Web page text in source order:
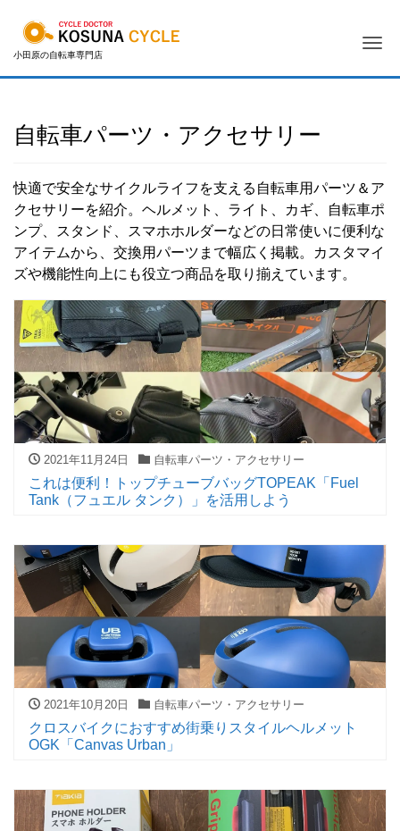
小田原の自転車専門店
自転車パーツ・アクセサリー
快適で安全なサイクルライフを支える自転車用パーツ＆ア
クセサリーを紹介。ヘルメット、ライト、カギ、自転車ポ
ンプ、スタンド、スマホホルダーなどの日常使いに便利な
アイテムから、交換用パーツまで幅広く掲載。カスタマイ
ズや機能性向上にも役立つ商品を取り揃えています。
2021年11月24日 自転車パーツ・アクセサリー
これは便利！トップチューブバッグTOPEAK「Fuel
Tank（フュエル タンク）」を活用しよう
2021年10月20日 自転車パーツ・アクセサリー
クロスバイクにおすすめ街乗りスタイルヘルメット
OGK「Canvas Urban」